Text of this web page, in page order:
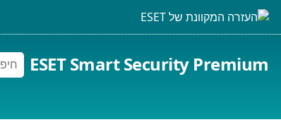
ESET Smart Security Premium